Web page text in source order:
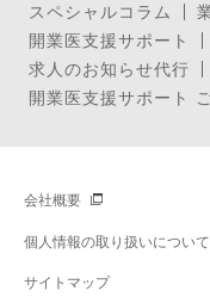
スペシャルコラム
開業医支援サポート
求人のお知らせ代行
開業医支援サポート
会社概要
個人情報の取り扱いについて
サイトマップ